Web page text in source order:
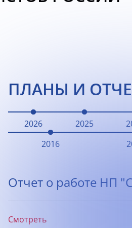
ПЛАНЫ И
2026 2025
2016
Отчет о работе НП
Смотреть